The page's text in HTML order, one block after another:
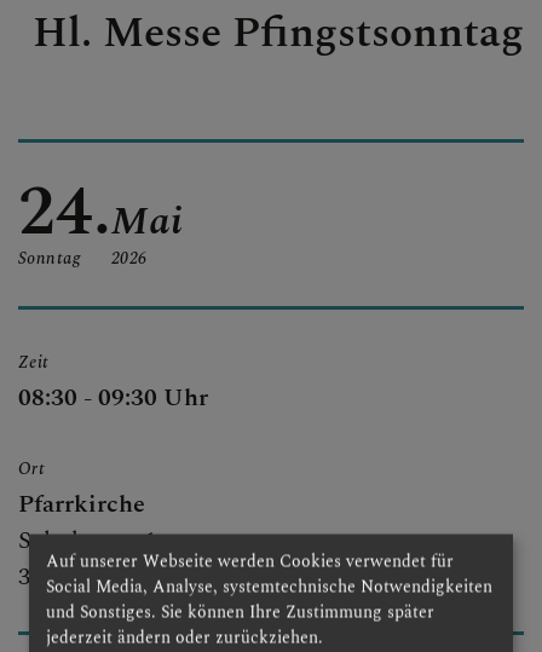
TERMINE
PFARRGRUPPEN
PFARRTEAM
PFARRKIRCHE
Hl. Messe Pfingstsonntag
24.
Sonntag
Mai
2026
Zeit
08:30 - 09:30 Uhr
Ort
Pfarrkirche
Schulgasse 1
3051 St. Christophen
Auf unserer Webseite werden Cookies verwendet für
Social Media, Analyse, systemtechnische Notwendigkeiten
und Sonstiges. Sie können Ihre Zustimmung später
jederzeit ändern oder zurückziehen.